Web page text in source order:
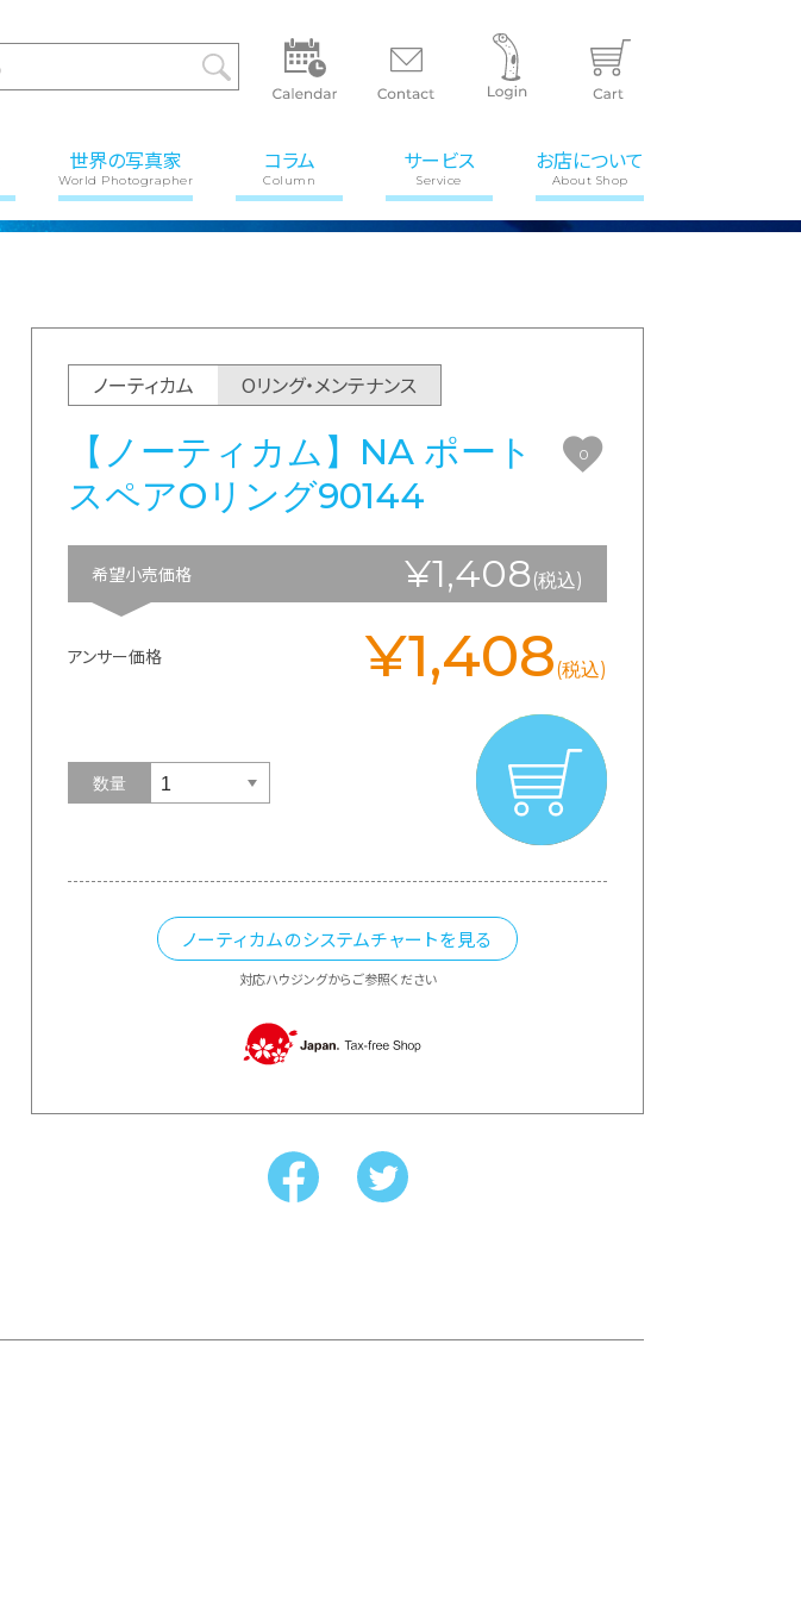
世界の写真家
World Photographer
コラム
Column
サービス
Service
お店について
About Shop
ノーティカム Oリング・メンテナンス
【ノーティカム】NA ポート
スペアOリング90144
0
希望小売価格 ¥1,408(税込)
アンサー価格 ¥1,408(税込)
数量
ノーティカムのシステムチャートを見る
対応ハウジングからご参照ください